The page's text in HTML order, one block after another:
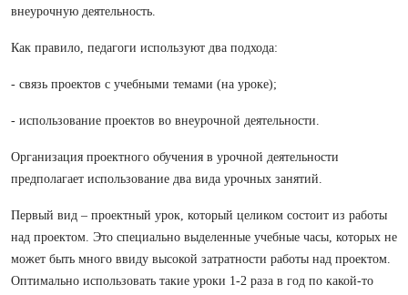
внеурочную деятельность.
Как правило, педагоги используют два подхода:
- связь проектов с учебными темами (на уроке);
- использование проектов во внеурочной деятельности.
Организация проектного обучения в урочной деятельности
предполагает использование два вида урочных занятий.
Первый вид – проектный урок, который целиком состоит из работы
над проектом. Это специально выделенные учебные часы, которых не
может быть много ввиду высокой затратности работы над проектом.
Оптимально использовать такие уроки 1-2 раза в год по какой-то